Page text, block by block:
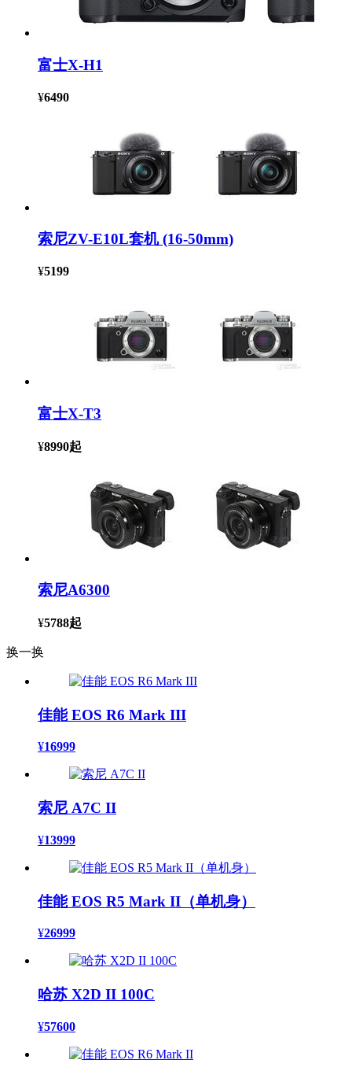
富士X-H1
¥6490
索尼ZV-E10L套机 (16-50mm)
¥5199
富士X-T3
¥8990起
索尼A6300
¥5788起
换一换
佳能 EOS R6 Mark III
¥16999
索尼 A7C II
¥13999
佳能 EOS R5 Mark II（单机身）
¥26999
哈苏 X2D II 100C
¥57600